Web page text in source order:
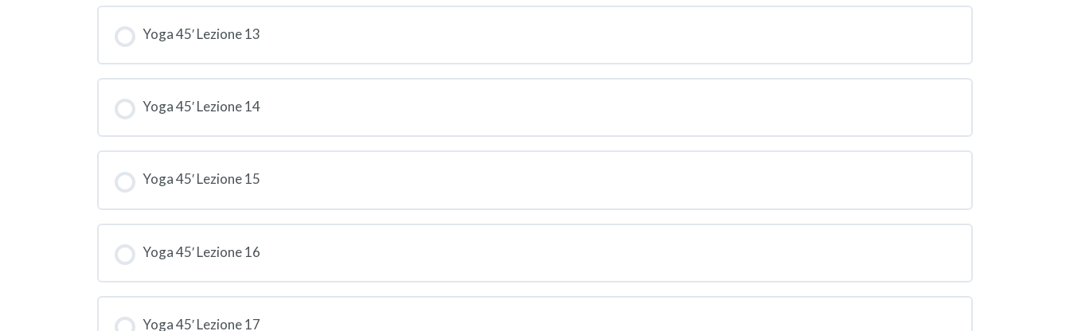
Yoga 45′ Lezione 13
Yoga 45′ Lezione 14
Yoga 45′ Lezione 15
Yoga 45′ Lezione 16
Yoga 45′ Lezione 17